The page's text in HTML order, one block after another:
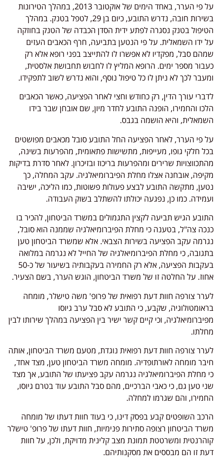
על פי הערר, באחד הימים של אוקטובר 2013, במהלך הטירונות
בשירות חובה, נדרש התובע, כיום בן 29, לטפל בטנק. במהלך
הטיפול בטנק נסגרה לפתע ידית הסדן הכבדה של הטנק בחוזקה
על ידו השמאלית. על פי הנטען בתביעה, חרף הכאבים העזים
שמהם סבל, מפקדיו לא אפשרו לו להתייצב בפני רופא אלא רק
כעבור מספר ימים. הרופא המליץ לו לחבוש תחבושת אלסטית,
ומעבר לכך לא ניתן לו כל טיפול נוסף, והוא נדרש לשוב לתפקידו.
לדברי עורך הדין, רק כחודש וחצי לאחר הפציעה, כאשר הכאבים
הלכו והחמירו, הופנה התובע לחדר מיון, שם אובחן שבר בידו
השמאלית, והיא הושמה בגבס.
על פי הערר, לאחר הפציעה החל התובע סובל מכאבים מפושטים
בכל חלקי גופו, מעייפות, מתשישות פתאומית, מהפרעות בשינה,
מהתכווצויות שרירים ומהפרעות בריכוז ובזיכרון. לאחר סדרת בדיקות
מקיפה, אובחנה אצלו מחלת הפיברומיאלגיה. עקב המחלה, כך
נטען, מתקשה התובע לבצע פעולות פשוטות, כמו הליכה, ישיבה
ועמידה. כמו כן, נפגעה יכולתו להשתלב בשוק העבודה.
התובע הגיש תביעה לקצין התגמולים במשרד הביטחון, להכיר בו
כנכה צה"ל, בטענה כי מחלת הפיברומיאלגיה שממנה הוא סובל,
נגרמה עקב הפציעה בשירות הצבאי. אלא שמשרד הביטחון טען
בתגובה, כי מחלת הפיברומיאלגיה של החייל לא נגרמה במלואה
בעקבות הפציעה, אלא רק החמירה בעקבותיה בשיעור של כ-50
אחוז. על החלטה זו של משרד הביטחון, הוגש הערר, בשם הצעיר.
לערר צורפה חוות דעת רפואית של פרופ' משה טישלר, מומחה
בראומטולוגיה, שקבע, כי התובע לא סבל ערב גיוסו
מפיברומיאלגיה, וכי קיים קשר ישיר בין הפציעה במהלך שירותו לבין
מחלתו.
לערר צורפה חוות דעת רפואית נוגדת, מטעם משרד הביטחון, אותה
חיבר מומחה לאורתופדיה. מומחה משרד הביטחון טען, מצד אחד,
כי מחלת הפיברומיאלגיה נגרמה עקב פציעתו של התובע, אך מצד
שני טען גם, כי כאבי הברכיים, מהם סבל התובע עוד בטרם גיוסו,
החמירו, והם שגרמו למחלה.
הרכב השופטים קבע בפסק דינו, כי בעוד חוות דעתו של מומחה
משרד הביטחון רצופה סתירות פנימיות, חוות דעתו של פרופ' טישלר
קוהרנטית ומשרטטת תמונת מצב קלינית מדויקת, ולכן, על חוות
דעת זו הם מבססים את מסקנותיהם.